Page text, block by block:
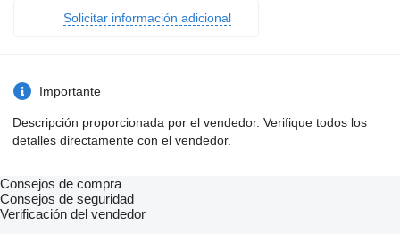
Solicitar información adicional
Importante
Descripción proporcionada por el vendedor. Verifique todos los
detalles directamente con el vendedor.
Consejos de compra
Consejos de seguridad
Verificación del vendedor